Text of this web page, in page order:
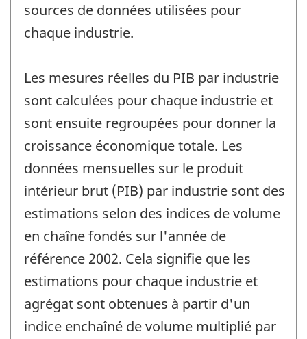
sources de données utilisées pour
chaque industrie.
Les mesures réelles du PIB par industrie
sont calculées pour chaque industrie et
sont ensuite regroupées pour donner la
croissance économique totale. Les
données mensuelles sur le produit
intérieur brut (PIB) par industrie sont des
estimations selon des indices de volume
en chaîne fondés sur l'année de
référence 2002. Cela signifie que les
estimations pour chaque industrie et
agrégat sont obtenues à partir d'un
indice enchaîné de volume multiplié par